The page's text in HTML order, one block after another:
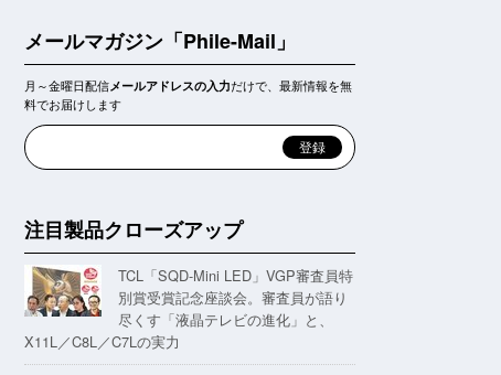
メールマガジン「Phile-Mail」
月～金曜日配信メールアドレスの入力だけで、最新情報を無
料でお届けします
注目製品クローズアップ
TCL「SQD-Mini LED」VGP審査員特
別賞受賞記念座談会。審査員が語り
尽くす「液晶テレビの進化」と、
X11L／C8L／C7Lの実力